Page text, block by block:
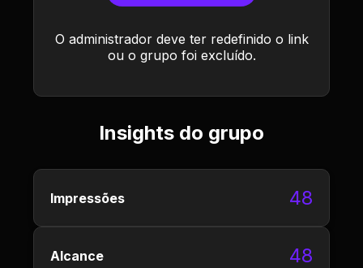
O administrador deve ter redefinido o link
ou o grupo foi excluído.
Insights do grupo
Impressões 48
Alcance 48